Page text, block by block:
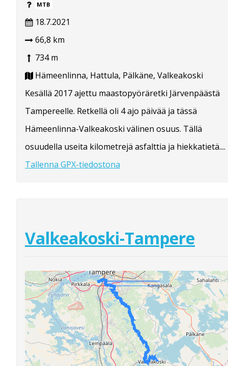
MTB
18.7.2021
66,8 km
734 m
Hämeenlinna, Hattula, Pälkäne, Valkeakoski
Kesällä 2017 ajettu maastopyöräretki Järvenpäästä
Tampereelle. Retkellä oli 4 ajo päivää ja tässä
Hämeenlinna-Valkeakoski välinen osuus. Tällä
osuudella useita kilometrejä asfalttia ja hiekkatietä....
Tallenna GPX-tiedostona
Valkeakoski-Tampere